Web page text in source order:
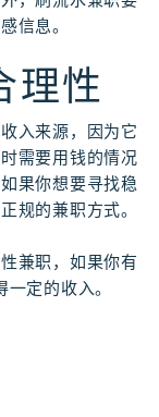
信息。
理性
入来源，因为它
需要用钱的情况
果你想要寻找稳
规的兼职方式。
兼职，如果你有
定的收入。